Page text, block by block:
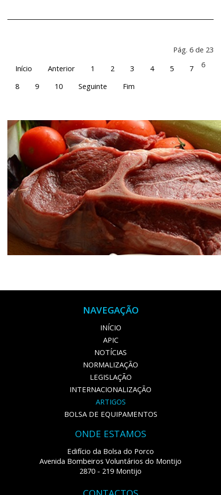
Pág. 6 de 23
Início
Anterior 1 2 3 4 5 6
7
8
9 10 Seguinte Fim
NAVEGAÇÃO
INÍCIO
APIC
NOTÍCIAS
NORMALIZAÇÃO
LEGISLAÇÃO
INTERNACIONALIZAÇÃO
ARTIGOS
BOLSA DE EQUIPAMENTOS
ONDE ESTAMOS
Edifício da Bolsa do Porco
Avenida Bombeiros Voluntários do Montijo
2870 - 219 Montijo